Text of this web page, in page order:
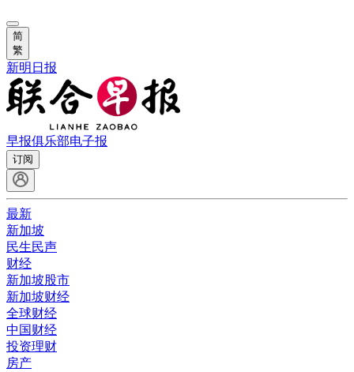
简
繁
新明日报
早报俱乐部电子报
订阅
最新
新加坡
民生民声
财经
新加坡股市
新加坡财经
全球财经
中国财经
投资理财
房产